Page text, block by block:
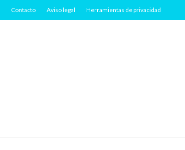
Contacto Aviso legal Herramientas de privacidad